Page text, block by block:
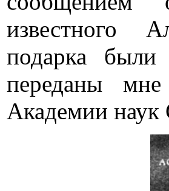
известного
подарка были
переданы
Академии